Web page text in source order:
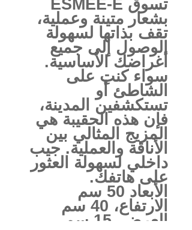
تسوق ESMEE-E
بشعار متينة وعملية،
تقف بذاتها لسهولة
الوصول إلى جميع
أغراضك الأساسية.
سواء كنتِ على
الشاطئ أو
تستكشفين المدينة،
فإن هذه الحقيبة هي
المزيج المثالي بين
الأناقة والعملية. جيب
داخلي لسهولة العثور
على هاتفك.
الأبعاد 50 سم
الارتفاع، 40 سم
العرض، 15 سم